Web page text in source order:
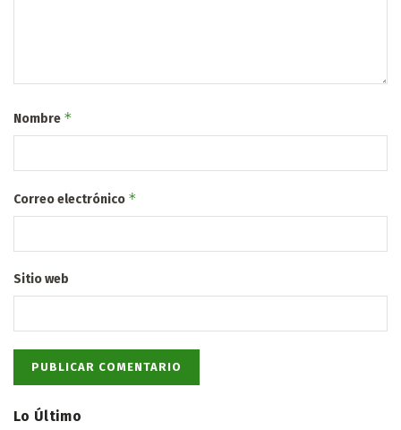
Nombre *
Correo electrónico *
Sitio web
Lo Último